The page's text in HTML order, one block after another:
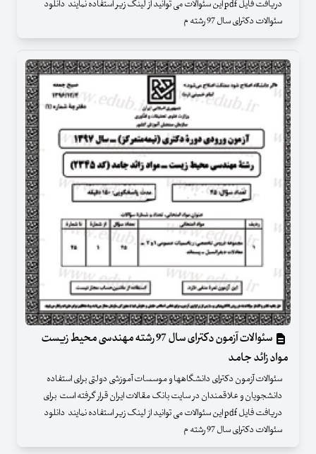
دریافت فایل pdf این سئوالات می توانید از لینک زیر استفاده نمایند دانلود
سئوالات دکترای سال 97 رشته م
سئوالات آزمون دکترای سال 97 رشته مهندسی محیط زیست
مواد زائد جامد
سئوالات آزمون دکترای دانشگاهها و موسسات آموزشی دولتی برای استفاده
دانشجویان و علاقمندان در سایت بانک مقالات ایران قرار گرفته است برای
دریافت فایل pdf این سئوالات می توانید از لینک زیر استفاده نمایند دانلود
سئوالات دکترای سال 97 رشته م